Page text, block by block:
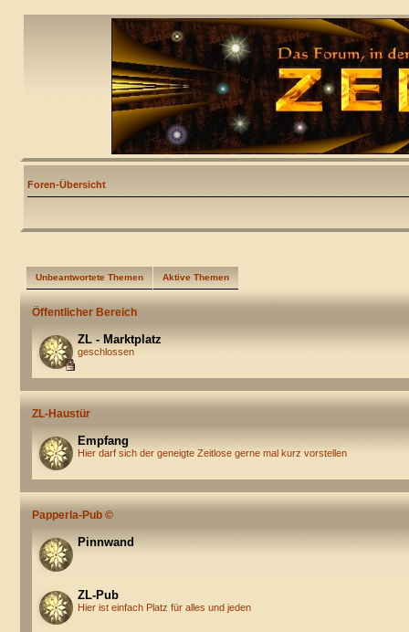
Foren-Übersicht
Unbeantwortete Themen Aktive Themen
Öffentlicher Bereich
ZL - Marktplatz
geschlossen
ZL-Haustür
Empfang
Hier darf sich der geneigte Zeitlose gerne mal kurz vorstellen
Papperla-Pub ©
Pinnwand
ZL-Pub
Hier ist einfach Platz für alles und jeden